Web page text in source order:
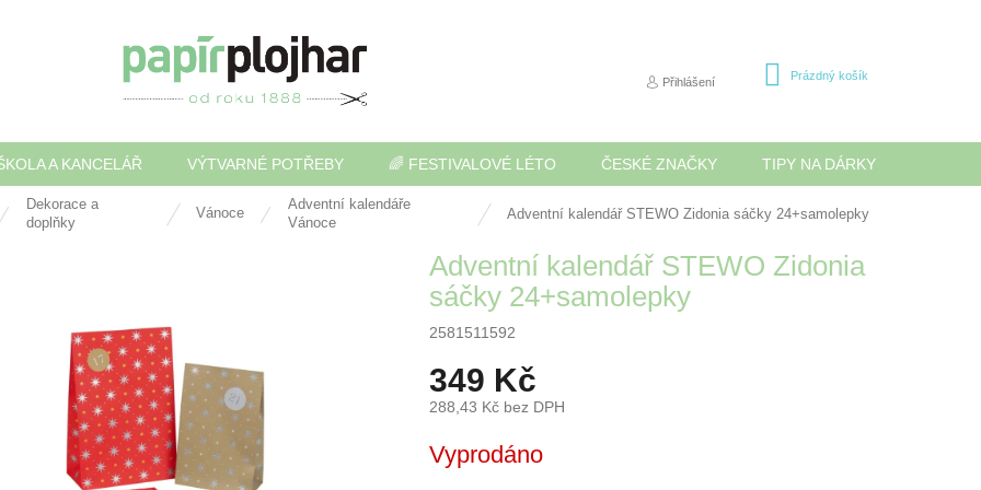
Přihlášení
NÁKUPNÍ
Prázdný košík
A KANCELÁŘ VÝTVARNÉ POTŘEBY 🌈 FESTIVALOVÉ LÉTO ČESKÉ ZNAČKY TIPY NA DÁRKY
Dekorace a
doplňky
Vánoce
Adventní kalendáře
Vánoce
Adventní kalendář STEWO Zidonia sáčky 24+samolepky
Adventní kalendář STEWO Zidonia
sáčky 24+samolepky
2581511592
349 Kč
288,43 Kč bez DPH
cena:
Vyprodáno